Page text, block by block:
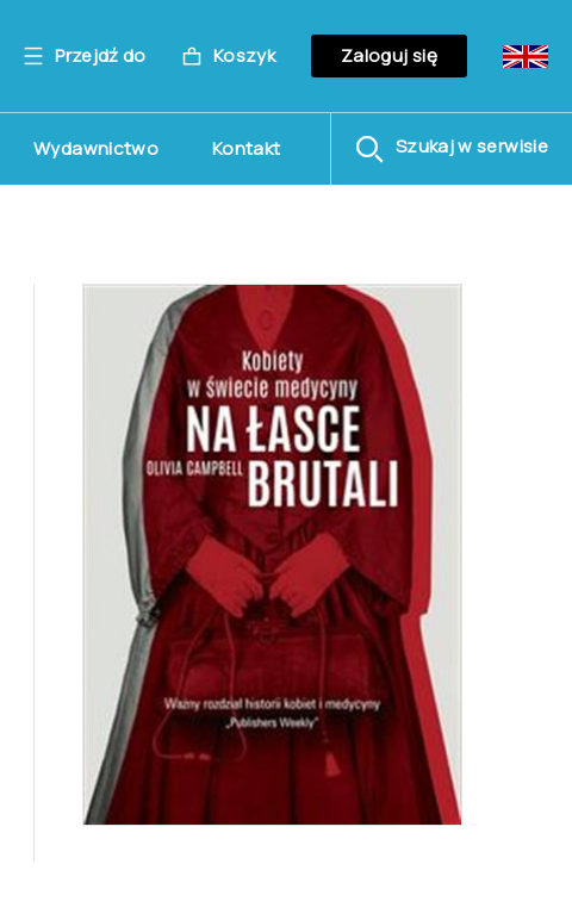
Przejdź do Koszyk Zaloguj się
Wydawnictwo Kontakt Szukaj w serwisie